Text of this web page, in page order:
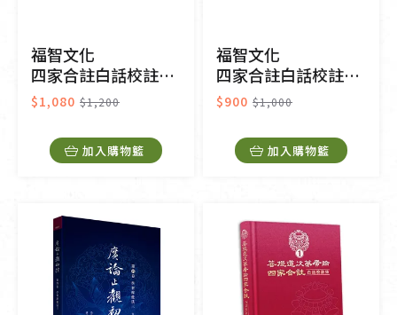
福智文化
四家合註白話校註集5
$1,080 $1,200
加入購物籃
福智文化
四家合註白話校註集2
$900 $1,000
加入購物籃